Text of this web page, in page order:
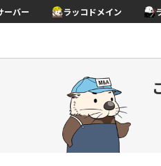
ーバー ラッコドメイン